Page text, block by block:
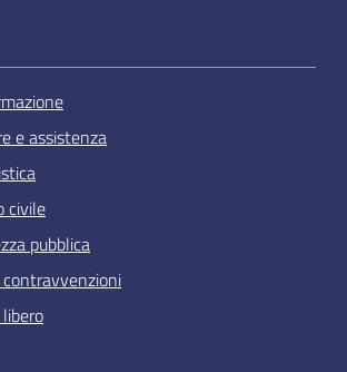
e assistenza
civile
pubblica